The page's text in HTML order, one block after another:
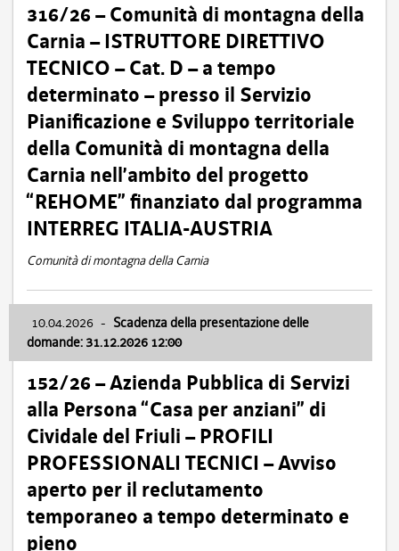
316/26 – Comunità di montagna della
Carnia – ISTRUTTORE DIRETTIVO
TECNICO – Cat. D – a tempo
determinato – presso il Servizio
Pianificazione e Sviluppo territoriale
della Comunità di montagna della
Carnia nell’ambito del progetto
“REHOME” finanziato dal programma
INTERREG ITALIA-AUSTRIA
Comunità di montagna della Carnia
10.04.2026 - Scadenza della presentazione delle
domande: 31.12.2026 12:00
152/26 – Azienda Pubblica di Servizi
alla Persona “Casa per anziani” di
Cividale del Friuli – PROFILI
PROFESSIONALI TECNICI – Avviso
aperto per il reclutamento
temporaneo a tempo determinato e
pieno